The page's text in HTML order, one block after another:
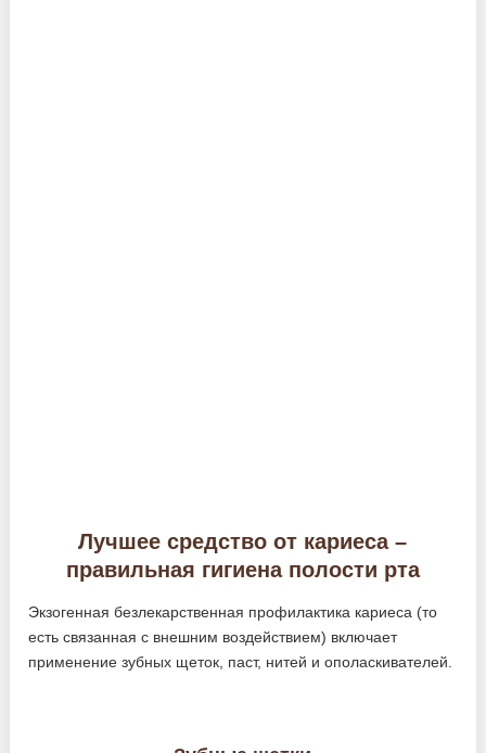
Лучшее средство от кариеса –
правильная гигиена полости рта
Экзогенная безлекарственная профилактика кариеса (то
есть связанная с внешним воздействием) включает
применение зубных щеток, паст, нитей и ополаскивателей.